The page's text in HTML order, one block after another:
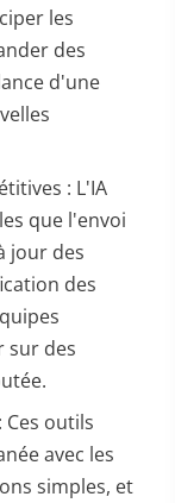
les
des
d'une
: L'IA
que l'envoi
jour des
des
sur des
outils
avec les
simples, et